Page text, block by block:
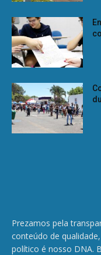
Prezamos pela
conteúdo de
político é nosso DNA.